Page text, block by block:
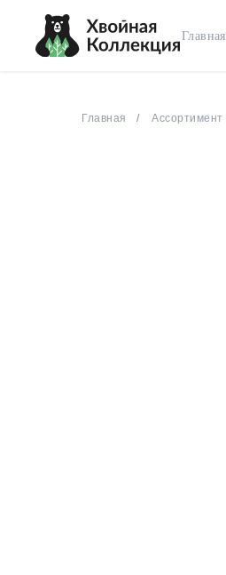
Главная
Главная Ассортимент